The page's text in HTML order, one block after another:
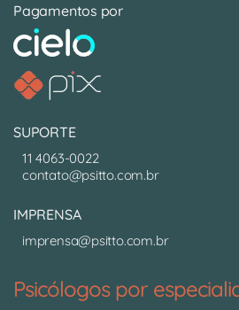
Pagamentos por
SUPORTE
11 4063-0022
contato@psitto.com.br
IMPRENSA
imprensa@psitto.com.br
Psicólogos por